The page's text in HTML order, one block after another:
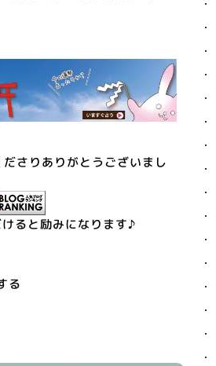
さりありがとうございまし
ると励みになります♪
る